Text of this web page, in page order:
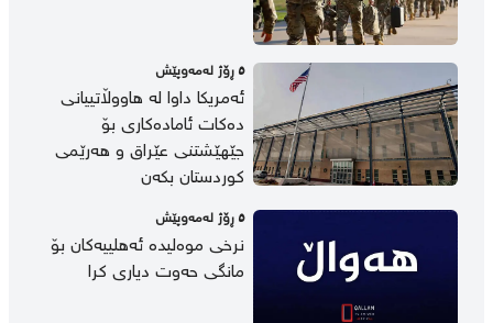
٥ ڕۆژ لەمەوپێش
ئەمریکا داوا لە هاووڵاتییانی
دەکات ئامادەکاری بۆ
جێهێشتنی عێراق و هەرێمی
کوردستان بکەن
٥ ڕۆژ لەمەوپێش
نرخی موەلیدە ئەهلییەکان بۆ
مانگی حەوت دیاری کرا